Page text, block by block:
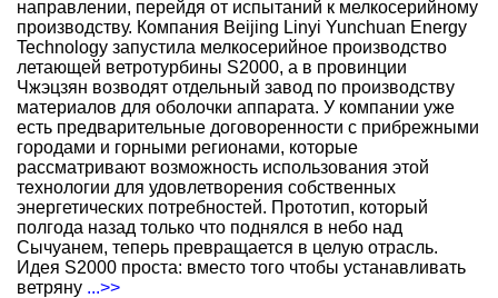
направлении, перейдя от испытаний к мелкосерийному
производству. Компания Beijing Linyi Yunchuan Energy
Technology запустила мелкосерийное производство
летающей ветротурбины S2000, а в провинции
Чжэцзян возводят отдельный завод по производству
материалов для оболочки аппарата. У компании уже
есть предварительные договоренности с прибрежными
городами и горными регионами, которые
рассматривают возможность использования этой
технологии для удовлетворения собственных
энергетических потребностей. Прототип, который
полгода назад только что поднялся в небо над
Сычуанем, теперь превращается в целую отрасль.
Идея S2000 проста: вместо того чтобы устанавливать
ветряну ...>>